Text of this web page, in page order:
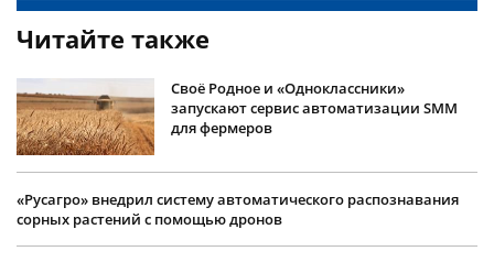
Читайте также
Своё Родное и «Одноклассники»
запускают сервис автоматизации SMM
для фермеров
«Русагро» внедрил систему автоматического распознавания
сорных растений с помощью дронов